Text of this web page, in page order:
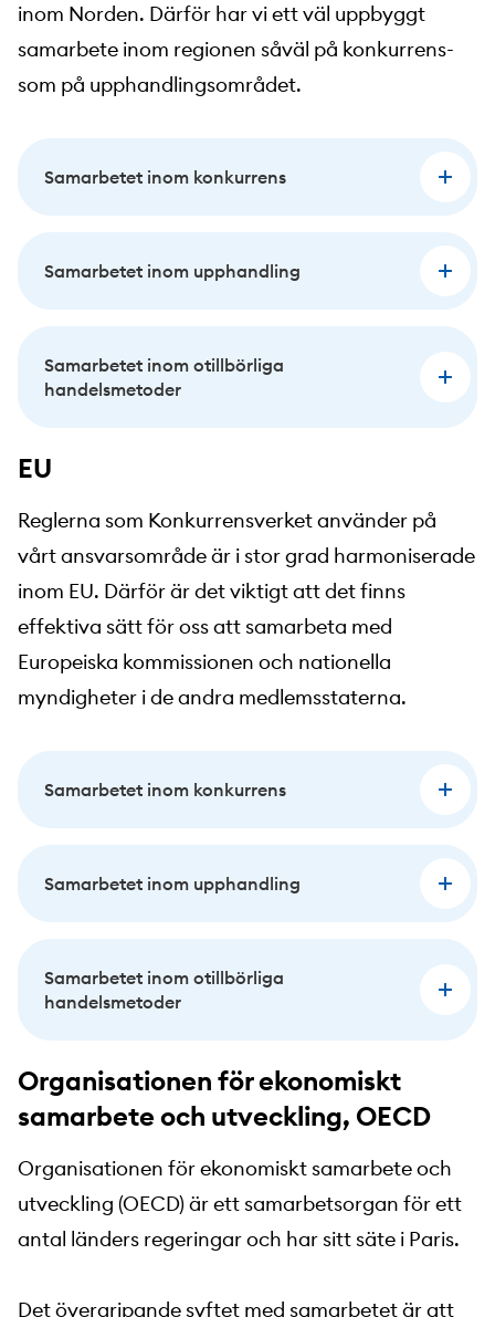
inom Norden. Därför har vi ett väl uppbyggt
samarbete inom regionen såväl på konkurrens-
som på upphandlingsområdet.
Samarbetet inom konkurrens
Samarbetet inom upphandling
Samarbetet inom otillbörliga
handelsmetoder
EU
Reglerna som Konkurrensverket använder på
vårt ansvarsområde är i stor grad harmoniserade
inom EU. Därför är det viktigt att det finns
effektiva sätt för oss att samarbeta med
Europeiska kommissionen och nationella
myndigheter i de andra medlemsstaterna.
Samarbetet inom konkurrens
Samarbetet inom upphandling
Samarbetet inom otillbörliga
handelsmetoder
Organisationen för ekonomiskt
samarbete och utveckling, OECD
Organisationen för ekonomiskt samarbete och
utveckling (OECD) är ett samarbetsorgan för ett
antal länders regeringar och har sitt säte i Paris.
Det övergripande syftet med samarbetet är att